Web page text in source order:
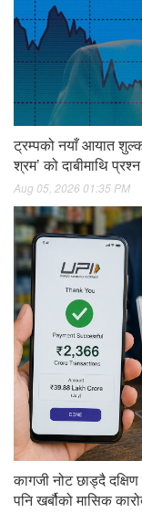
ट्रम्पको नयाँ आयात
श्रम’ को दाबीमाथि प्रश्न
Aug 05, 2026 01:35 PM
कागजी नोट छाड्दै
पनि खर्बौको मासिक